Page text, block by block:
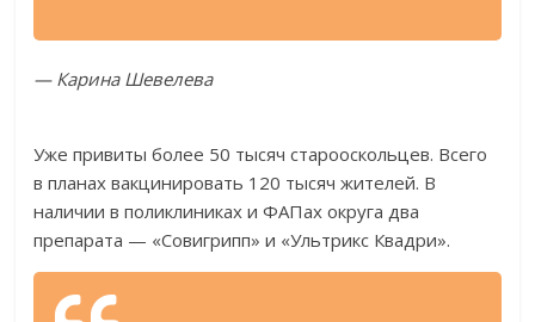
— Карина Шевелева
Уже привиты более 50 тысяч старооскольцев. Всего
в планах вакцинировать 120 тысяч жителей. В
наличии в поликлиниках и ФАПах округа два
препарата — «Совигрипп» и «Ультрикс Квадри».